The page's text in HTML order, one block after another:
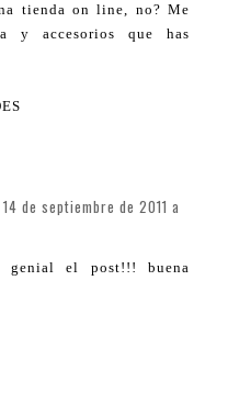
tienda on line, no? Me
y accesorios que has
14 de septiembre de 2011 a
el post!!! buena